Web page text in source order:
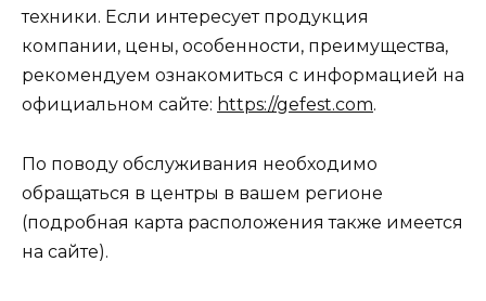
техники. Если интересует продукция
компании, цены, особенности, преимущества,
рекомендуем ознакомиться с информацией на
официальном сайте: https://gefest.com.
По поводу обслуживания необходимо
обращаться в центры в вашем регионе
(подробная карта расположения также имеется
на сайте).